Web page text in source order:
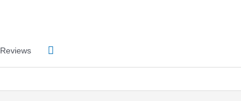
Reviews Suchen